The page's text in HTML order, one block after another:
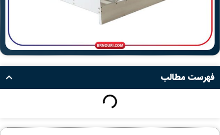
فهرست مطالب